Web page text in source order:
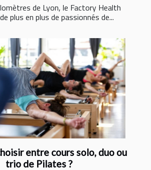
de Lyon, le Factory Health
plus en plus de passionnés de...
entre cours solo, duo ou
trio de Pilates ?